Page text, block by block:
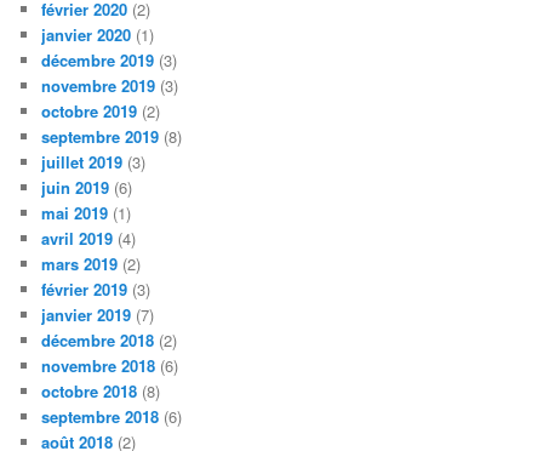
février 2020 (2)
janvier 2020 (1)
décembre 2019 (3)
novembre 2019 (3)
octobre 2019 (2)
septembre 2019 (8)
juillet 2019 (3)
juin 2019 (6)
mai 2019 (1)
avril 2019 (4)
mars 2019 (2)
février 2019 (3)
janvier 2019 (7)
décembre 2018 (2)
novembre 2018 (6)
octobre 2018 (8)
septembre 2018 (6)
août 2018 (2)